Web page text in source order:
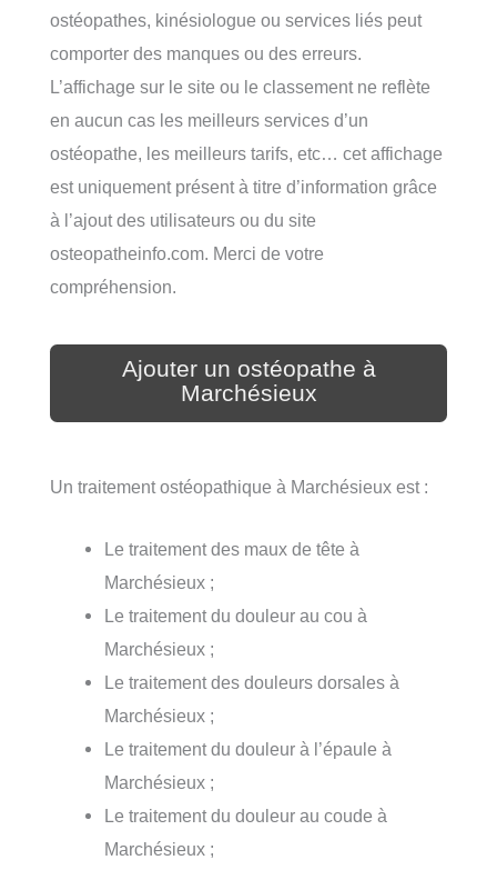
ostéopathes, kinésiologue ou services liés peut
comporter des manques ou des erreurs.
L’affichage sur le site ou le classement ne reflète
en aucun cas les meilleurs services d’un
ostéopathe, les meilleurs tarifs, etc… cet affichage
est uniquement présent à titre d’information grâce
à l’ajout des utilisateurs ou du site
osteopatheinfo.com. Merci de votre
compréhension.
Ajouter un ostéopathe à
Marchésieux
Un traitement ostéopathique à Marchésieux est :
Le traitement des maux de tête à
Marchésieux ;
Le traitement du douleur au cou à
Marchésieux ;
Le traitement des douleurs dorsales à
Marchésieux ;
Le traitement du douleur à l’épaule à
Marchésieux ;
Le traitement du douleur au coude à
Marchésieux ;